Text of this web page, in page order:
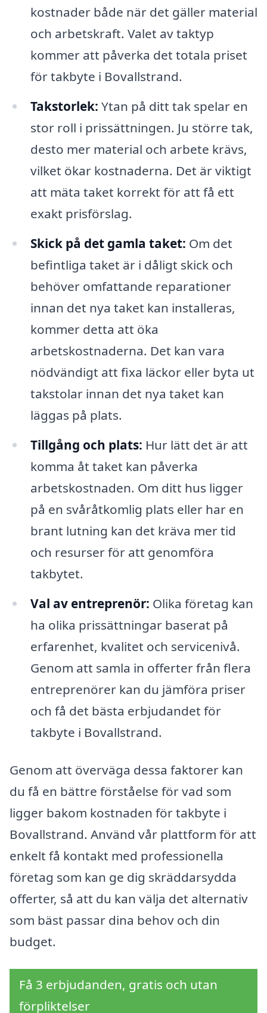
kostnader både när det gäller material
och arbetskraft. Valet av taktyp
kommer att påverka det totala priset
för takbyte i Bovallstrand.
Takstorlek: Ytan på ditt tak spelar en
stor roll i prissättningen. Ju större tak,
desto mer material och arbete krävs,
vilket ökar kostnaderna. Det är viktigt
att mäta taket korrekt för att få ett
exakt prisförslag.
Skick på det gamla taket: Om det
befintliga taket är i dåligt skick och
behöver omfattande reparationer
innan det nya taket kan installeras,
kommer detta att öka
arbetskostnaderna. Det kan vara
nödvändigt att fixa läckor eller byta ut
takstolar innan det nya taket kan
läggas på plats.
Tillgång och plats: Hur lätt det är att
komma åt taket kan påverka
arbetskostnaden. Om ditt hus ligger
på en svåråtkomlig plats eller har en
brant lutning kan det kräva mer tid
och resurser för att genomföra
takbytet.
Val av entreprenör: Olika företag kan
ha olika prissättningar baserat på
erfarenhet, kvalitet och servicenivå.
Genom att samla in offerter från flera
entreprenörer kan du jämföra priser
och få det bästa erbjudandet för
takbyte i Bovallstrand.
Genom att överväga dessa faktorer kan
du få en bättre förståelse för vad som
ligger bakom kostnaden för takbyte i
Bovallstrand. Använd vår plattform för att
enkelt få kontakt med professionella
företag som kan ge dig skräddarsydda
offerter, så att du kan välja det alternativ
som bäst passar dina behov och din
budget.
Få 3 erbjudanden, gratis och utan
förpliktelser